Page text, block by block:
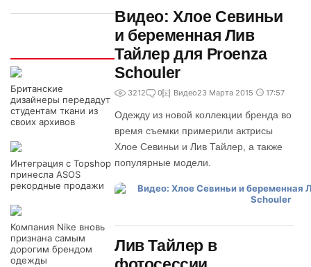
Британские
дизайнеры передадут
студентам ткани из
своих архивов
Интеграция с Topshop
принесла ASOS
рекордные продажи
Компания Nike вновь
признана самым
дорогим брендом
одежды
Видео: Хлое Севиньи
и беременная Лив
Тайлер для Proenza
Schouler
3212 0 Видео23 Марта 2015 17:57
Одежду из новой коллекции бренда во
время съемки примерили актрисы
Хлое Севиньи и Лив Тайлер, а также
популярные модели.
Лив Тайлер в